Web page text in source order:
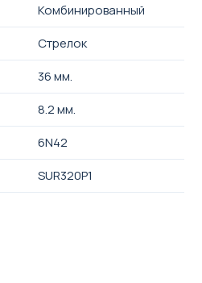
Комбинированный
Стрелок
36 мм.
8.2 мм.
6N42
SUR320P1